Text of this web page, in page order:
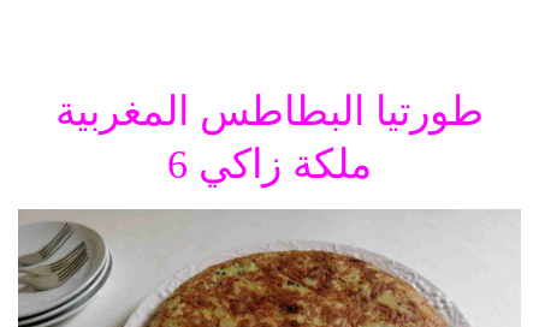
طورتيا البطاطس المغربية
ملكة زاكي 6